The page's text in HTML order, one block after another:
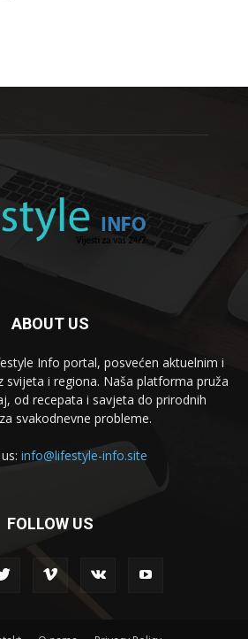
ABOUT US
Info portal, posvećen aktuelnim i
svijeta i regiona. Naša platforma pruža
od recepata i savjeta do prirodnih
svakodnevne probleme.
info@lifestyle-info.site
FOLLOW US